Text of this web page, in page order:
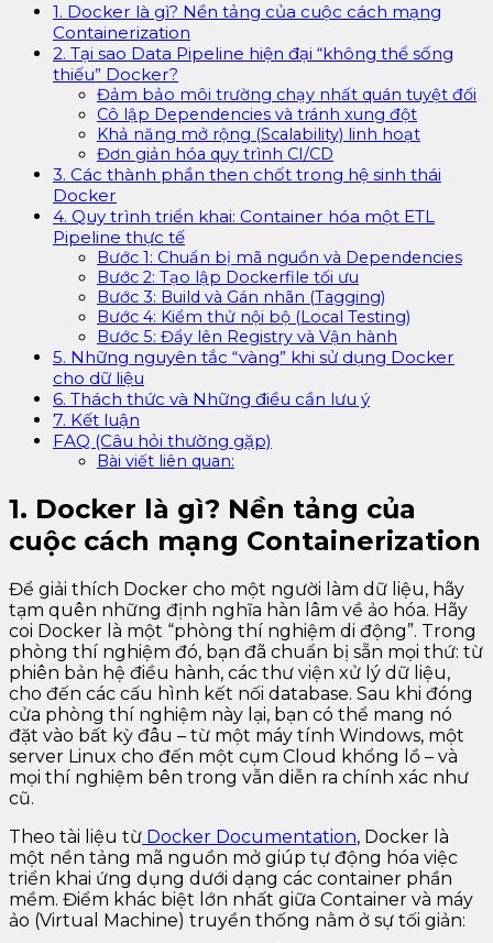
1. Docker là gì? Nền tảng của cuộc cách mạng
Containerization
2. Tại sao Data Pipeline hiện đại “không thể sống
thiếu” Docker?
Đảm bảo môi trường chạy nhất quán tuyệt đối
Cô lập Dependencies và tránh xung đột
Khả năng mở rộng (Scalability) linh hoạt
Đơn giản hóa quy trình CI/CD
3. Các thành phần then chốt trong hệ sinh thái
Docker
4. Quy trình triển khai: Container hóa một ETL
Pipeline thực tế
Bước 1: Chuẩn bị mã nguồn và Dependencies
Bước 2: Tạo lập Dockerfile tối ưu
Bước 3: Build và Gán nhãn (Tagging)
Bước 4: Kiểm thử nội bộ (Local Testing)
Bước 5: Đẩy lên Registry và Vận hành
5. Những nguyên tắc “vàng” khi sử dụng Docker
cho dữ liệu
6. Thách thức và Những điều cần lưu ý
7. Kết luận
FAQ (Câu hỏi thường gặp)
Bài viết liên quan:
1. Docker là gì? Nền tảng của
cuộc cách mạng Containerization
Để giải thích Docker cho một người làm dữ liệu, hãy
tạm quên những định nghĩa hàn lâm về ảo hóa. Hãy
coi Docker là một “phòng thí nghiệm di động”. Trong
phòng thí nghiệm đó, bạn đã chuẩn bị sẵn mọi thứ: từ
phiên bản hệ điều hành, các thư viện xử lý dữ liệu,
cho đến các cấu hình kết nối database. Sau khi đóng
cửa phòng thí nghiệm này lại, bạn có thể mang nó
đặt vào bất kỳ đâu – từ một máy tính Windows, một
server Linux cho đến một cụm Cloud khổng lồ – và
mọi thí nghiệm bên trong vẫn diễn ra chính xác như
cũ.
Theo tài liệu từ Docker Documentation, Docker là
một nền tảng mã nguồn mở giúp tự động hóa việc
triển khai ứng dụng dưới dạng các container phần
mềm. Điểm khác biệt lớn nhất giữa Container và máy
ảo (Virtual Machine) truyền thống nằm ở sự tối giản: